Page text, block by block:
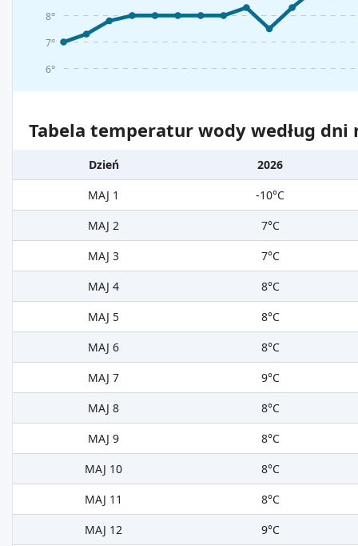
6°
7°
8°
Tabela temperatur wody według dni
Dzień
2026
MAJ 1
-10°C
MAJ 2
7°C
MAJ 3
7°C
MAJ 4
8°C
MAJ 5
8°C
MAJ 6
8°C
MAJ 7
9°C
MAJ 8
8°C
MAJ 9
8°C
MAJ 10
8°C
MAJ 11
8°C
MAJ 12
9°C